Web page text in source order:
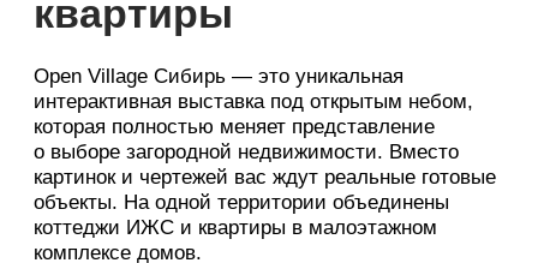
6 квартир
готовность 100%